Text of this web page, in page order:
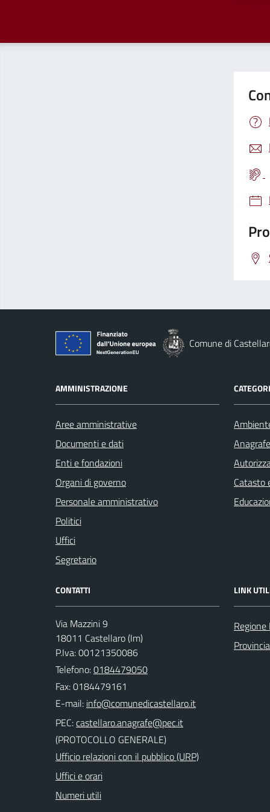
Comune di
AMMINISTRAZIONE
Aree amministrative
Documenti e dati
Enti e fondazioni
Organi di governo
Personale amministrativo
Politici
Uffici
Segretario
Catasto
CONTATTI
Via Mazzini 9
18011 Castellaro (Im)
P.Iva: 00121350086
Telefono:0184479050
Fax: 0184479161
E-mail:
PEC:
(PROTOCOLLO GENERALE)
Ufficio relazioni con il pubblico (URP)
Uffici e orari
Numeri utili
LINK
Regione